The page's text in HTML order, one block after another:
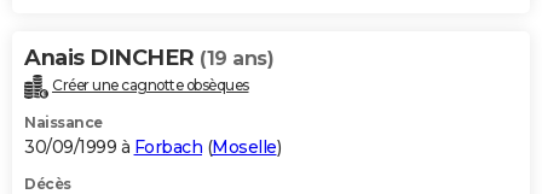
Anais DINCHER (19 ans)
Créer une cagnotte obsèques
Naissance
30/09/1999 à Forbach (Moselle)
Décès